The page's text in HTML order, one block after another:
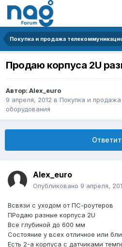
Продаю корпуса 2U
Автор: Alex_euro
9 апреля, 2012 в Покупка и
оборудования
Alex_euro
Опубликовано 9 апреля,
Всвязи с уходом от ПС-роутеров
ПРодаю разные корпуса 2U
Все глубиной до 600 мм
Состояние у всех отличное или
Есть 2-а корпуса с датчиками